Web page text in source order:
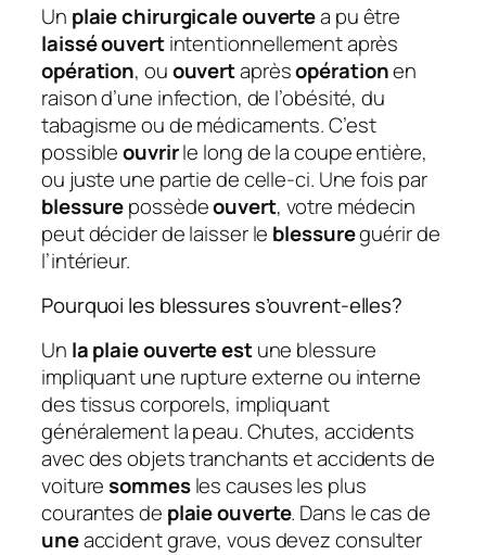
Un plaie chirurgicale ouvertea pu être
laissé ouvertintentionnellement après
opération, ououvertaprèsopérationen
raison d’une infection, de l’obésité, du
tabagisme ou de médicaments. C’est
possibleouvrirle long de la coupe entière,
ou juste une partie de celle-ci. Une fois par
blessurepossèdeouvert, votre médecin
peut décider de laisser le blessureguérir de
l’intérieur.
Pourquoi les blessures s’ouvrent-elles?
Un la plaie ouverte estune blessure
impliquant une rupture externe ou interne
des tissus corporels, impliquant
généralement la peau. Chutes, accidents
avec des objets tranchants et accidents de
voituresommesles causes les plus
courantes de plaie ouverte. Dans le cas de
uneaccident grave, vous devez consulter